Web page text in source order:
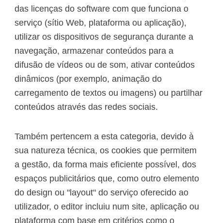
das licenças do software com que funciona o
serviço (sítio Web, plataforma ou aplicação),
utilizar os dispositivos de segurança durante a
navegação, armazenar conteúdos para a
difusão de vídeos ou de som, ativar conteúdos
dinâmicos (por exemplo, animação do
carregamento de textos ou imagens) ou partilhar
conteúdos através das redes sociais.
Também pertencem a esta categoria, devido à
sua natureza técnica, os cookies que permitem
a gestão, da forma mais eficiente possível, dos
espaços publicitários que, como outro elemento
do design ou "layout" do serviço oferecido ao
utilizador, o editor incluiu num site, aplicação ou
plataforma com base em critérios como o